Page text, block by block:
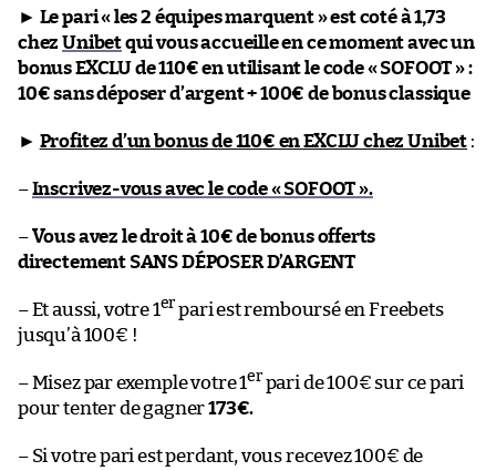
► Le pari « les 2 équipes marquent » est coté à 1,73
chezUnibetqui vous accueille en ce moment avec un
bonus EXCLU de 110€ en utilisant le code « SOFOOT » :
10€ sans déposer d’argent + 100€ de bonus classique
► Profitez d’un bonus de 110€ en EXCLU chez Unibet :
–Inscrivez-vous avec le code « SOFOOT ».
–Vous avez le droit à 10€ de bonus offerts
directement SANS DÉPOSER D’ARGENT
– Et aussi, votre 1er pari est remboursé en Freebets
jusqu’à 100€ !
– Misez par exemple votre 1er pari de 100€ sur ce pari
pour tenter de gagner173€.
– Si votre pari est perdant, vous recevez 100€ de